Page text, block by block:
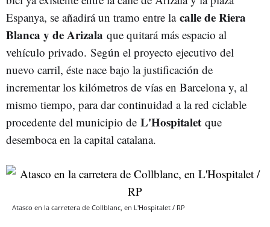
Espanya, se añadirá un tramo entre lacalle de Riera
Blanca y de Arizala que quitará más espacio al
vehículo privado. Según el proyecto ejecutivo del
nuevo carril, éste nace bajo la justificación de
incrementar los kilómetros de vías en Barcelona y, al
mismo tiempo, para dar continuidad a la red ciclable
procedente del municipio de L'Hospitalet que
desemboca en la capital catalana.
Atasco en la carretera de Collblanc, en L'Hospitalet / RP